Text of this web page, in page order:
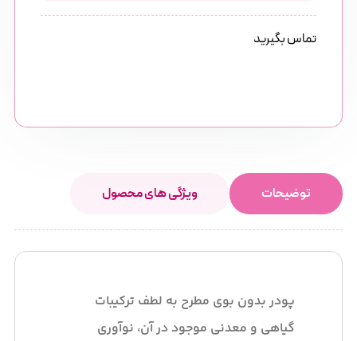
تماس بگیرید
توضیحات ویژگی های محصول
پودر بدون بوی مطرح به لطف ترکیبات
گیاهی و معدنی موجود در آن، نوآوری